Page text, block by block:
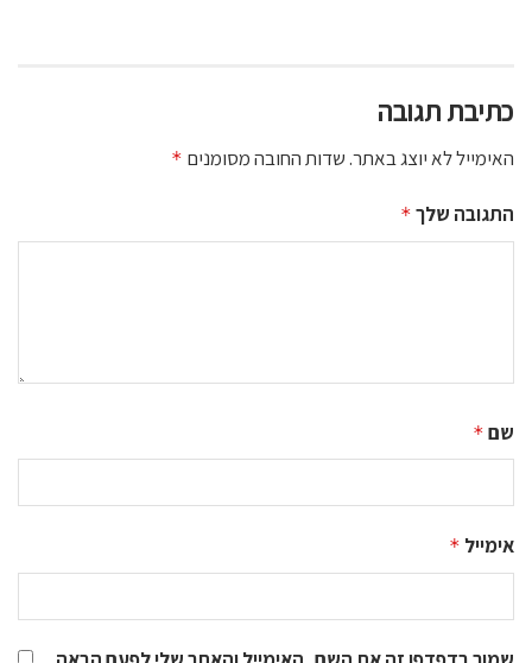
כתיבת תגובה
האימייל לא יוצג באתר.שדות החובה מסומנים *
התגובה שלך *
שם *
אימייל *